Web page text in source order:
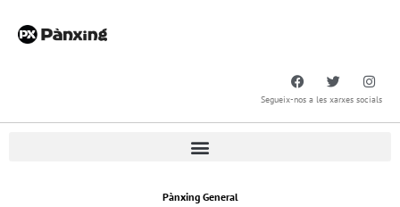
Segueix-nos a les xarxes socials
Pànxing General